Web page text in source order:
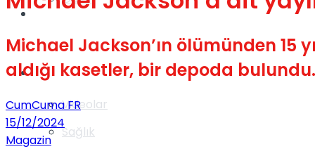
Videolar
Gündem
Yaşam
Sağlık
Michael Jackson’ın ölümünden 15
aldığı kasetler, bir depoda
CumCuma FR
15/12/2024
Magazin